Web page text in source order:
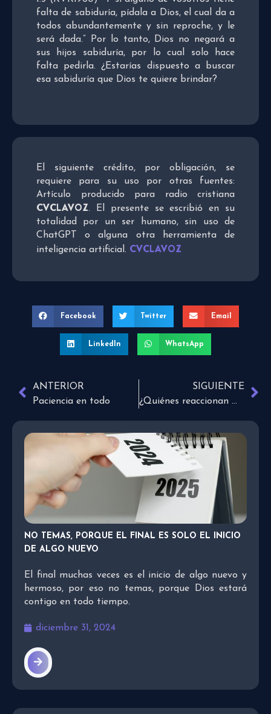
falta de sabiduría, pídala a Dios, el cual da a
todos abundantemente y sin reproche, y le
será dada.” Por lo tanto, Dios no negará a
sus hijos sabiduría, por lo cual solo hace
falta pedirla. ¿Estarías dispuesto a buscar
esa sabiduría que Dios te quiere brindar?
El siguiente crédito, por obligación, se
requiere para su uso por otras fuentes:
Artículo producido para radio cristiana
CVCLAVOZ. El presente se escribió en su
totalidad por un ser humano, sin uso de
ChatGPT o alguna otra herramienta de
inteligencia artificial. CVCLAVOZ
Facebook Twitter Email
LinkedIn WhatsApp
ANTERIOR
Paciencia en todo
SIGUIENTE
¿Quiénes reaccionan mejor ante una ruptura amorosa?
NO TEMAS, PORQUE EL FINAL ES SOLO EL INICIO
DE ALGO NUEVO
El final muchas veces es el inicio de algo nuevo y
hermoso, por eso no temas, porque Dios estará
contigo en todo tiempo.
diciembre 31, 2024